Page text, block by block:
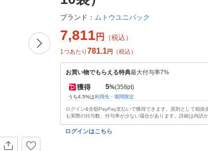
ブランド： ムトウユニパック
7,811 円 （税込）
1つあたり 781.1円 （税込）
お買い物でもらえる特典最大付与率7%
獲得 5%(358pt)
うち4.5%は利用先・期間限定
ログイン&全額PayPay支払いで獲得できます。原則として税抜
も実際の付与数、付与率が少ない場合があります。詳細は内訳
ログインはこちら